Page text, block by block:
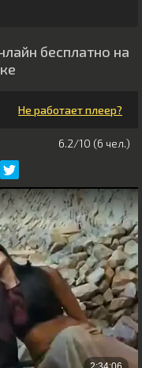
бесплатно на
Не работает плеер?
6.2/10 (6 чeл.)